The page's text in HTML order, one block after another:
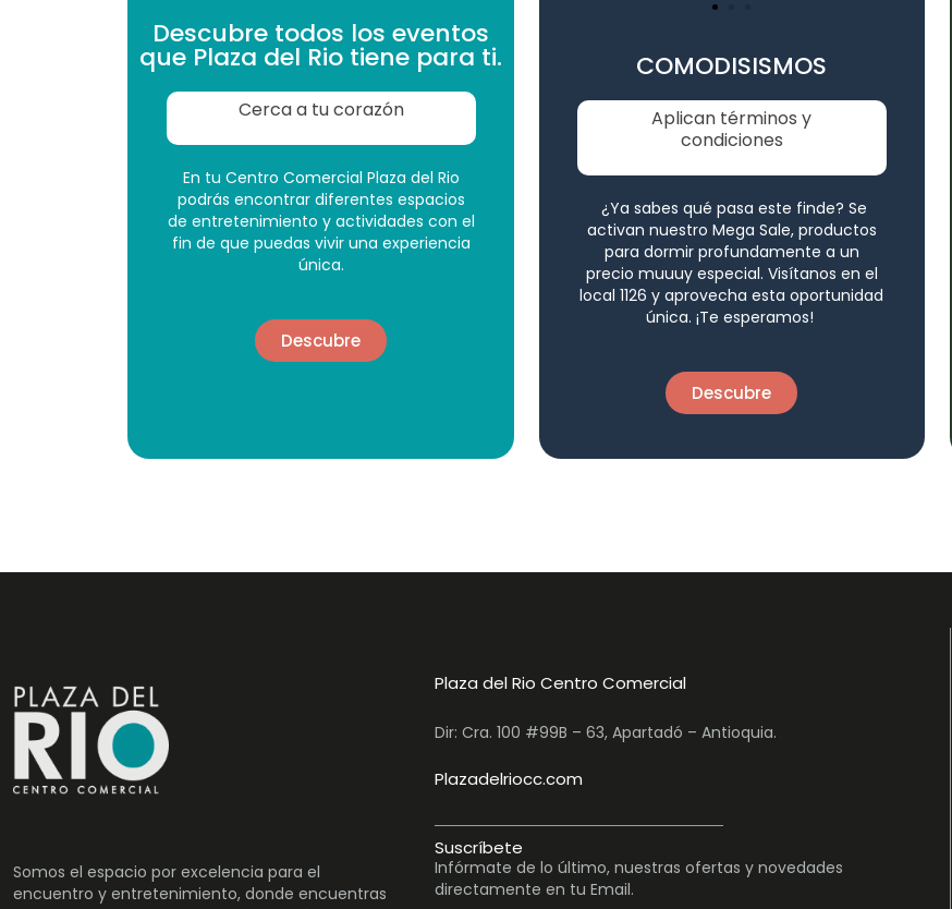
Descubre todos los eventos
que Plaza del Rio tiene para ti.
Cerca a tu corazón
En tu Centro Comercial Plaza del Rio
podrás encontrar diferentes espacios
de entretenimiento y actividades con el
fin de que puedas vivir una experiencia
única.
Descubre
COMODISISMOS
Aplican términos y
condiciones
¿Ya sabes qué pasa este finde? Se
activan nuestro Mega Sale, productos
para dormir profundamente a un
precio muuuy especial. Visítanos en el
local1126 y aprovecha esta oportunidad
única. ¡Te esperamos!
Descubre
Somos el espacio por excelencia para el
encuentro y entretenimiento, donde encuentras
Plaza del Rio Centro Comercial
Dir: Cra. 100 #99B – 63, Apartadó – Antioquia.
Plazadelriocc.com
Suscríbete
Infórmate de lo último, nuestras ofertas y novedades
directamente en tu Email.